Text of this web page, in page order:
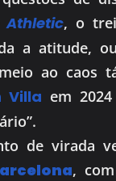
Athletic, o
a atitude,
ao caos
Villa em
de virada
,